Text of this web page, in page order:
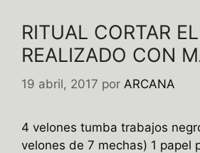
RITUAL CORTAR
REALIZADO CON
19 abril, 2017 por ARCANA
4 velones tumba trabajos
velones de 7 mechas) 1 papel